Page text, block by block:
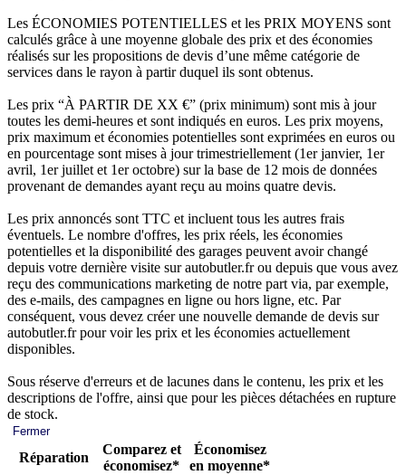
Les ÉCONOMIES POTENTIELLES et les PRIX MOYENS sont
calculés grâce à une moyenne globale des prix et des économies
réalisés sur les propositions de devis d’une même catégorie de
services dans le rayon à partir duquel ils sont obtenus.
Les prix “À PARTIR DE XX €” (prix minimum) sont mis à jour
toutes les demi-heures et sont indiqués en euros. Les prix moyens,
prix maximum et économies potentielles sont exprimées en euros ou
en pourcentage sont mises à jour trimestriellement (1er janvier, 1er
avril, 1er juillet et 1er octobre) sur la base de 12 mois de données
provenant de demandes ayant reçu au moins quatre devis.
Les prix annoncés sont TTC et incluent tous les autres frais
éventuels. Le nombre d'offres, les prix réels, les économies
potentielles et la disponibilité des garages peuvent avoir changé
depuis votre dernière visite sur autobutler.fr ou depuis que vous avez
reçu des communications marketing de notre part via, par exemple,
des e-mails, des campagnes en ligne ou hors ligne, etc. Par
conséquent, vous devez créer une nouvelle demande de devis sur
autobutler.fr pour voir les prix et les économies actuellement
disponibles.
Sous réserve d'erreurs et de lacunes dans le contenu, les prix et les
descriptions de l'offre, ainsi que pour les pièces détachées en rupture
de stock.
Fermer
Réparation
Comparez et
économisez*
Économisez
en moyenne*